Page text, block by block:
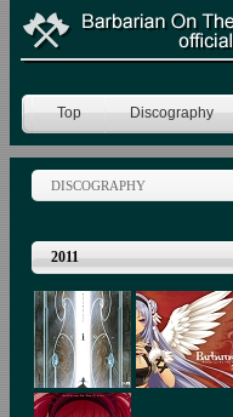
Top Discography
DISCOGRAPHY
2011